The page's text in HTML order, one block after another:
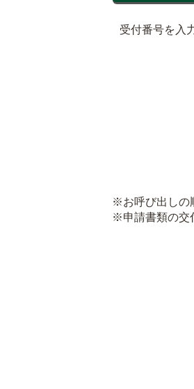
受付番号を入
※お呼び出しの
※申請書類の交